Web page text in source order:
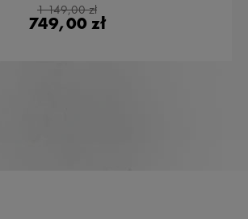
1 149,00 zł
749,00 zł